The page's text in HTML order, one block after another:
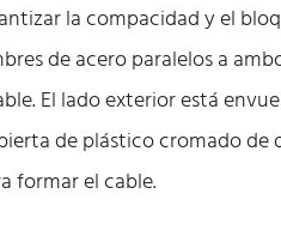
la compacidad y el
de acero paralelos a
El lado exterior está
de plástico cromado de
formar el cable.